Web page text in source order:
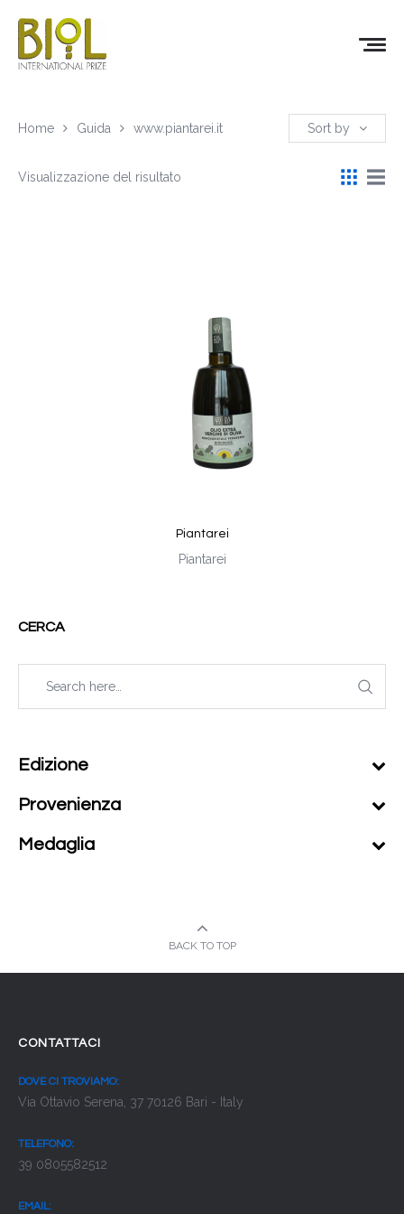
Home Guida www.piantarei.it Sort by
Visualizzazione del risultato
Piantarei
Piantarei
CERCA
Edizione
Provenienza
Medaglia
BACK TO TOP
CONTATTACI
DOVE CI TROVIAMO:
Via Ottavio Serena, 37 70126 Bari - Italy
TELEFONO:
39 0805582512
EMAIL: